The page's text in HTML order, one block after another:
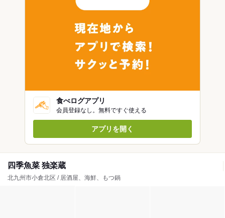
食べログアプリ
会員登録なし。無料ですぐ使える
アプリを開く
四季魚菜 独楽蔵
北九州市小倉北区 / 居酒屋、海鮮、もつ鍋